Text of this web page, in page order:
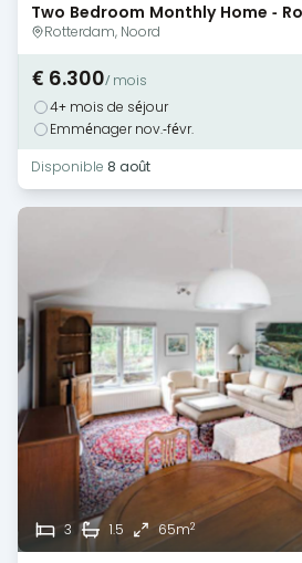
Two Bedroom Monthly Home -
Rotterdam, Noord
€ 6.300/ mois
4+ mois de séjour
Emménager nov.-févr.
Disponible 8 août
3 1.5 65m2